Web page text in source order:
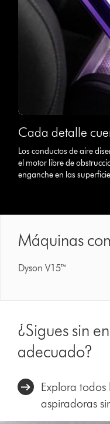
Cada detalle
Los conductos de aire
el motor libre de
enganche en las
Máquinas
Dyson V15™
¿Sigues sin
adecuado?
Explora todos
aspiradoras